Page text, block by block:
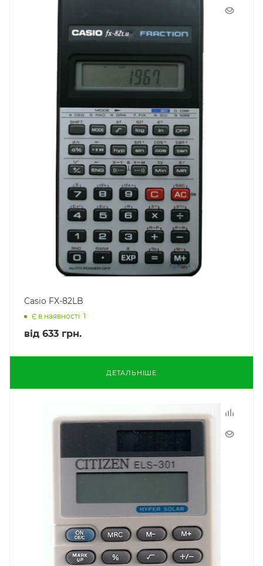
Casio FX-82LB
Є в наявності: 1
від 633 грн.
ДЕТАЛЬНІШЕ